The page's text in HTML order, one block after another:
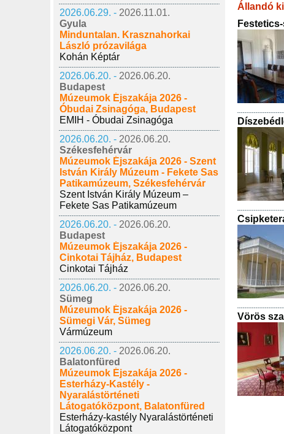
2026.06.29. - 2026.11.01.
Gyula
Minduntalan. Krasznahorkai
László prózavilága
Kohán Képtár
2026.06.20. - 2026.06.20.
Budapest
Múzeumok Éjszakája 2026 -
Óbudai Zsinagóga, Budapest
EMIH - Óbudai Zsinagóga
2026.06.20. - 2026.06.20.
Székesfehérvár
Múzeumok Éjszakája 2026 - Szent
István Király Múzeum - Fekete Sas
Patikamúzeum, Székesfehérvár
Szent István Király Múzeum –
Fekete Sas Patikamúzeum
2026.06.20. - 2026.06.20.
Budapest
Múzeumok Éjszakája 2026 -
Cinkotai Tájház, Budapest
Cinkotai Tájház
2026.06.20. - 2026.06.20.
Sümeg
Múzeumok Éjszakája 2026 -
Sümegi Vár, Sümeg
Vármúzeum
2026.06.20. - 2026.06.20.
Balatonfüred
Múzeumok Éjszakája 2026 -
Esterházy-Kastély -
Nyaralástörténeti
Látogatóközpont, Balatonfüred
Esterházy-kastély Nyaralástörténeti
Látogatóközpont
Állandó
Vörös